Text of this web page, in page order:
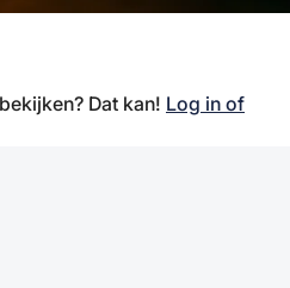
Dat kan! Log in of